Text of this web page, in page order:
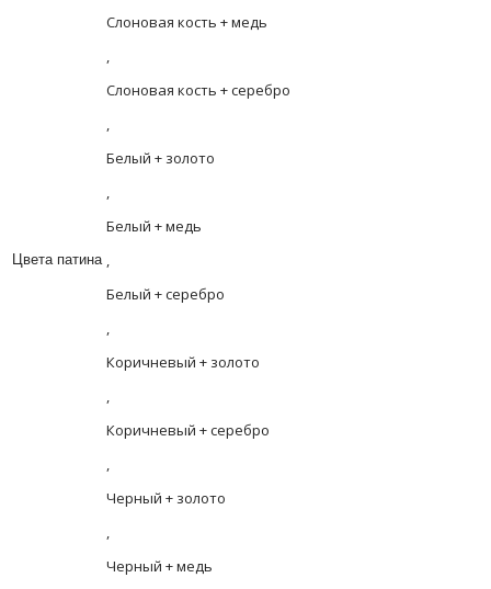
Цвета патина
Слоновая кость + медь
,
Слоновая кость + серебро
,
Белый + золото
,
Белый + медь
,
Белый + серебро
,
Коричневый + золото
,
Коричневый + серебро
,
Черный + золото
,
Черный + медь